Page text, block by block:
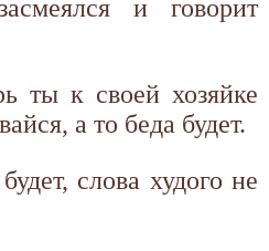
и говорит
ты к своей хозяйке
а то беда будет.
слова худого не